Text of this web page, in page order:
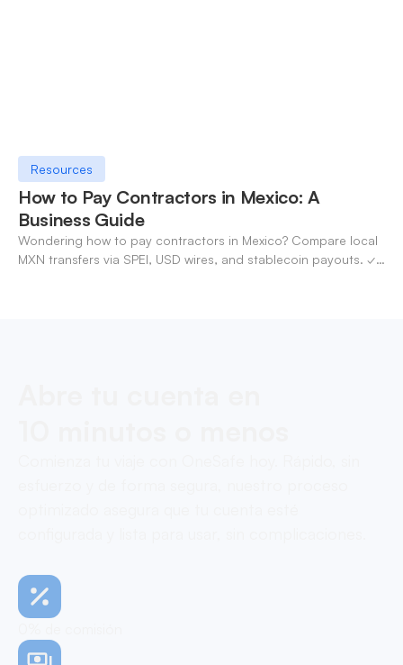
Resources
How to Pay Contractors in Mexico: A
Business Guide
Wondering how to pay contractors in Mexico? Compare local
MXN transfers via SPEI, USD wires, and stablecoin payouts. ✓